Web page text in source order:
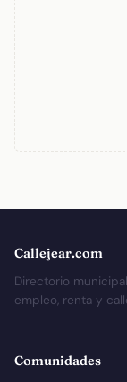
Callejear.com
Directorio
empleo, renta y
Comunidades